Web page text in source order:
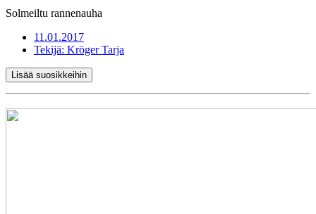
Solmeiltu rannenauha
11.01.2017
Tekijä: Kröger Tarja
Lisää suosikkeihin